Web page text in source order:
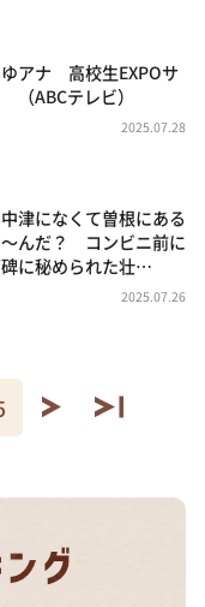
アナ 高校生EXPOサ
（ABCテレビ）
2025.07.28
津になくて曽根にある
んだ？ コンビニ前に
に秘められた壮…
2025.07.26